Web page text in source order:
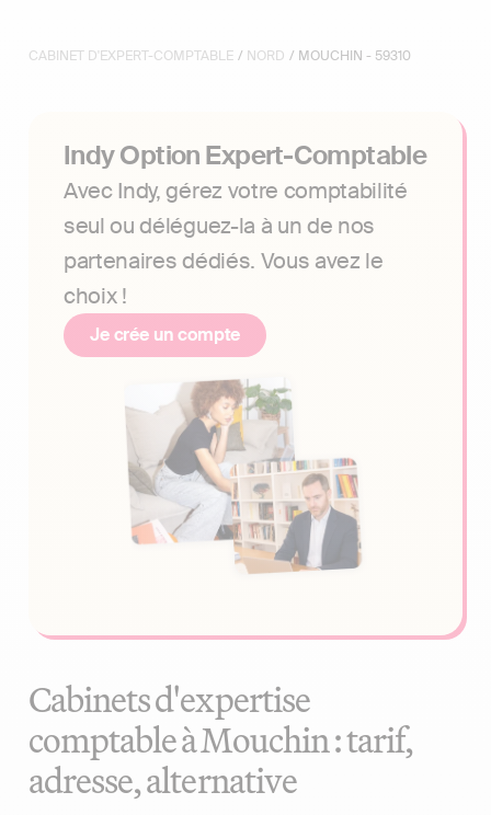
CABINET D'EXPERT-COMPTABLE / NORD / MOUCHIN - 59310
Indy Option Expert-Comptable
Avec Indy, gérez votre comptabilité
seul ou déléguez-la à un de nos
partenaires dédiés. Vous avez le
choix !
Je crée un compte
Cabinets d'expertise
comptable à Mouchin : tarif,
adresse, alternative